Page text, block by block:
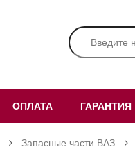
ОПЛАТА ГАРАНТИЯ
Запасные части ВАЗ